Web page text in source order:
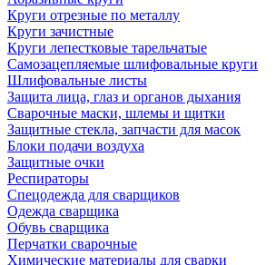
Круги отрезные по металлу
Круги зачистные
Круги лепестковые тарельчатые
Самозацепляемые шлифовальные круги
Шлифовальные листы
Защита лица, глаз и органов дыхания
Сварочные маски, шлемы и щитки
Защитные стекла, запчасти для масок
Блоки подачи воздуха
Защитные очки
Респираторы
Спецодежда для сварщиков
Одежда сварщика
Обувь сварщика
Перчатки сварочные
Химические материалы для сварки